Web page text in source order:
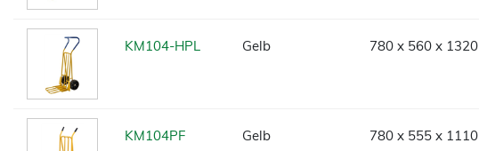
KM104-HPL Gelb 780 x 560 x 1320
KM104PF Gelb 780 x 555 x 1110